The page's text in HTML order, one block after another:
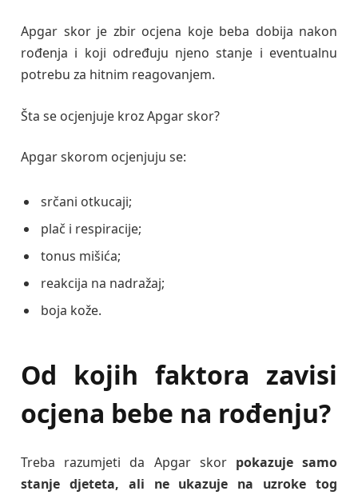
Apgar skor je zbir ocjena koje beba dobija nakon
rođenja i koji određuju njeno stanje i eventualnu
potrebu za hitnim reagovanjem.
Šta se ocjenjuje kroz Apgar skor?
Apgar skorom ocjenjuju se:
srčani otkucaji;
plač i respiracije;
tonus mišića;
reakcija na nadražaj;
boja kože.
Od kojih faktora zavisi
ocjena bebe na rođenju?
Treba razumjeti da Apgar skor pokazuje samo
stanje djeteta, ali ne ukazuje na uzroke tog